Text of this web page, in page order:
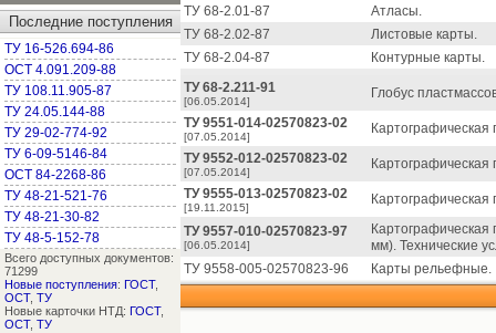
Последние поступления
ТУ 16-526.694-86
ОСТ 4.091.209-88
ТУ 108.11.905-87
ТУ 24.05.144-88
ТУ 29-02-774-92
ТУ 6-09-5146-84
ОСТ 84-2268-86
ТУ 48-21-521-76
ТУ 48-21-30-82
ТУ 48-5-152-78
Всего доступных документов:
71299
Новые поступления: ГОСТ,
ОСТ, ТУ
Новые карточки НТД: ГОСТ,
ОСТ, ТУ
ТУ 68-2.01-87
Атласы.
ТУ 68-2.02-87
Листовые карты.
ТУ 68-2.04-87
Контурные карты.
ТУ 68-2.211-91
[06.05.2014]
Глобус
ТУ 9551-014-02570823-02
[07.05.2014]
ТУ 9552-012-02570823-02
[07.05.2014]
ТУ 9555-013-02570823-02
[19.11.2015]
ТУ 9557-010-02570823-97
[06.05.2014]
мм). Технические
ТУ 9558-005-02570823-96
Карты рельефные.